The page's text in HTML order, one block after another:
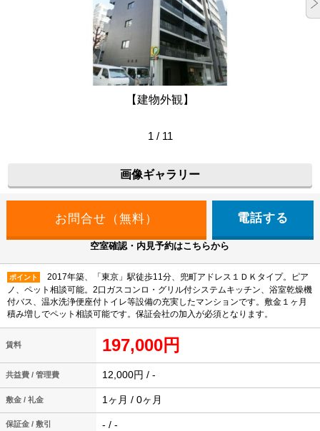
【建物外観】
1 / 11
画像ギャラリー
電話する
空室確認・内見予約はこちらから
ポイント
2017年築、「東京」駅徒歩11分、兜町アドレス１ＤＫタイプ。ピア
ノ、ペット相談可能。2口ガスコンロ・グリル付システムキッチン、浴室乾燥機
付バス、温水洗浄便座付トイレ等設備の充実したマンションです。敷金１ヶ月
積み増しでペット相談可能です。保証会社の加入が必須となります。
賃料 197,000円
共益費 / 管理費 12,000円 / -
敷金 / 礼金 1ヶ月 / 0ヶ月
保証金 / 敷引 - / -